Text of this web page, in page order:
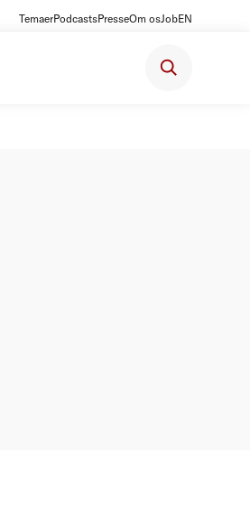
TemaerPodcastsPresseOm osJobEN